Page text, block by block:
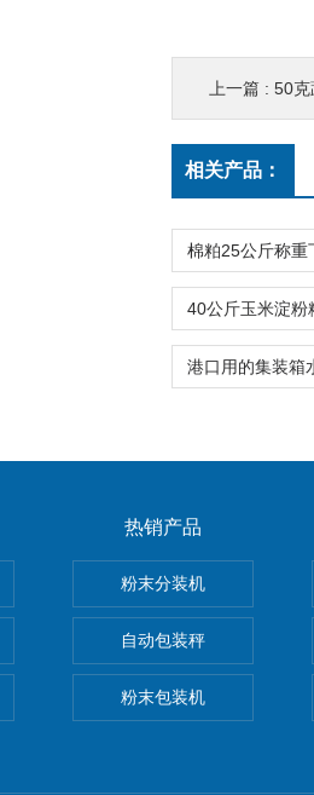
上一篇 : 50克
相关产品：
热销产品
粉末分装机
自动包装秤
粉末包装机